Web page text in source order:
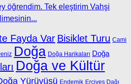
öğrendim. Tek eleştirim Vahşi
Fayda Var Bisiklet Turu Cami
Doğa Doğa Harikaları Doğa
Doğa ve Kültür
Yürüyüşü Endemik Erciyes Dağı